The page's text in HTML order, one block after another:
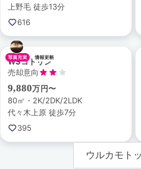
上野毛 徒歩13分
616
WSコトリン
売却意向
9,880万円〜
80㎡・2K/2DK/2LDK
代々木上原 徒歩7分
395
ウルカモト